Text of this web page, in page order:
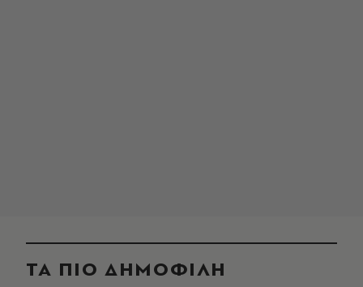
ΤΑ ΠΙΟ ΔΗΜΟΦΙΛΗ